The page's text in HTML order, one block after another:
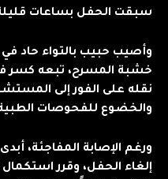
سبقت الحفل بساعات
وأصيب حبيب بالتواء حاد
خشبة المسرح، تبعه كسر
نقله على الفور إلى
والخضوع للفحوصات الطبية
ورغم الإصابة المفاجئة،
إلغاء الحفل، وقرر